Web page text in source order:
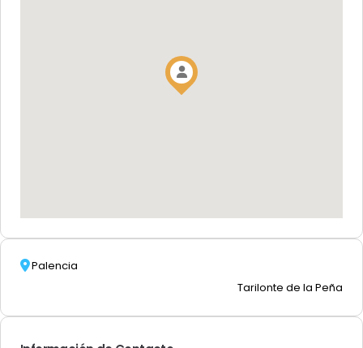
Palencia
Tarilonte de la Peña